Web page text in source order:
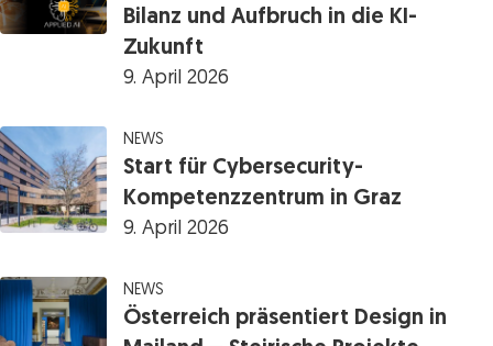
Bilanz und Aufbruch in die KI-
Zukunft
9. April 2026
NEWS
Start für Cybersecurity-
Kompetenzzentrum in Graz
9. April 2026
NEWS
Österreich präsentiert Design in